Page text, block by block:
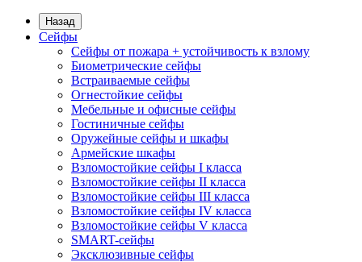
Назад
Сейфы
Сейфы от пожара + устойчивость к взлому
Биометрические сейфы
Встраиваемые сейфы
Огнестойкие сейфы
Мебельные и офисные сейфы
Гостиничные сейфы
Оружейные сейфы и шкафы
Армейские шкафы
Взломостойкие сейфы I класса
Взломостойкие сейфы II класса
Взломостойкие сейфы III класса
Взломостойкие сейфы IV класса
Взломостойкие сейфы V класса
SMART-сейфы
Эксклюзивные сейфы